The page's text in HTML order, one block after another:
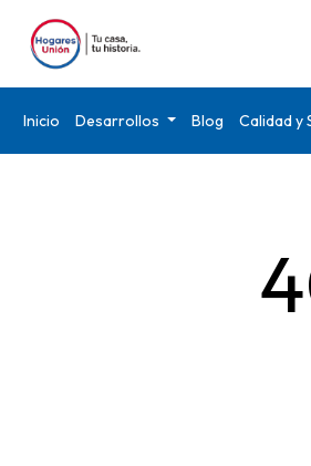
Inicio Desarrollos Blog Calidad y